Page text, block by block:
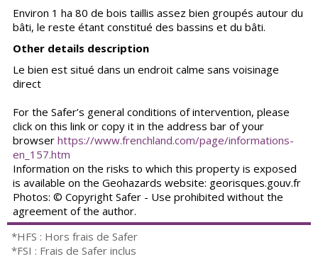
Environ 1 ha 80 de bois taillis assez bien groupés autour du
bâti, le reste étant constitué des bassins et du bâti.
Other details description
Le bien est situé dans un endroit calme sans voisinage
direct
For the Safer’s general conditions of intervention, please
click on this link or copy it in the address bar of your
browser https://www.frenchland.com/page/informations-
en_157.htm
Information on the risks to which this property is exposed
is available on the Geohazards website: georisques.gouv.fr
Photos: © Copyright Safer - Use prohibited without the
agreement of the author.
*HFS : Hors frais de Safer
*FSI : Frais de Safer inclus